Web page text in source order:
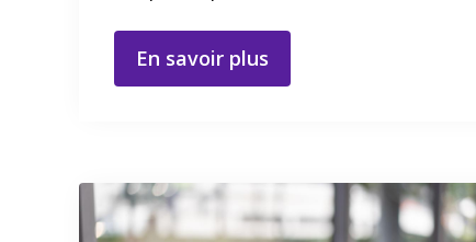
En savoir plus